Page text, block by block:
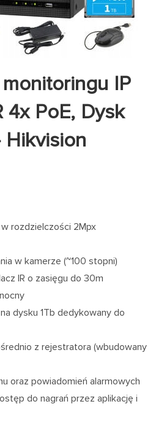
IP
4x PoE, Dysk
Hikvision
rozdzielczości 2Mpx
w kamerze (~100 stopni)
IR o zasięgu do 30m
dysku 1Tb dedykowany do
z rejestratora (wbudowany
oraz powiadomień alarmowych
do nagrań przez aplikację i